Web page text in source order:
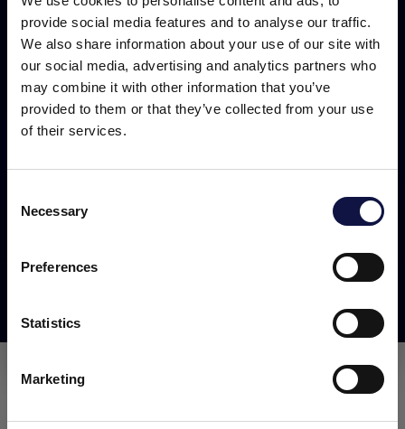
provide social media features and to analyse our traffic.
We also share information about your use of our site with
our social media, advertising and analytics partners who
may combine it with other information that you’ve
provided to them or that they’ve collected from your use
of their services.
Selection
Necessary
Preferences
Statistics
Marketing
Este site destina-se a um público empresarial.
(empresas e outras entidades profissionais).
Eu entendi
DOCUMENTAÇÃO